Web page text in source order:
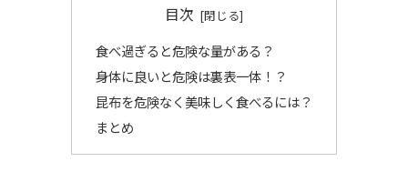
目次
食べ過ぎると危険な量がある？
身体に良いと危険は裏表一体！？
昆布を危険なく美味しく食べるには？
まとめ